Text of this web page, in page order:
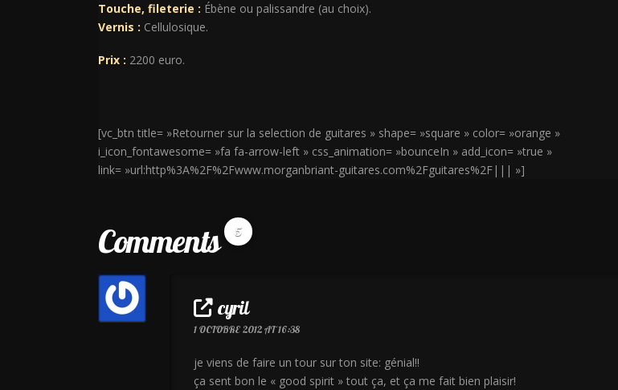
Touche, fileterie : Ébène ou palissandre (au choix).
Vernis : Cellulosique.
Prix : 2200 euro.
[vc_btn title= »Retourner sur la selection de guitares » shape= »square » color= »orange »
i_icon_fontawesome= »fa fa-arrow-left » css_animation= »bounceIn » add_icon= »true »
link= »url:http%3A%2F%2Fwww.morganbriant-guitares.com%2Fguitares%2F||| »]
Comments 5
cyril
1 OCTOBRE 2012 AT 16:38
je viens de faire un tour sur ton site: génial!!
ça sent bon le « good spirit » tout ça, et ça me fait bien plaisir!